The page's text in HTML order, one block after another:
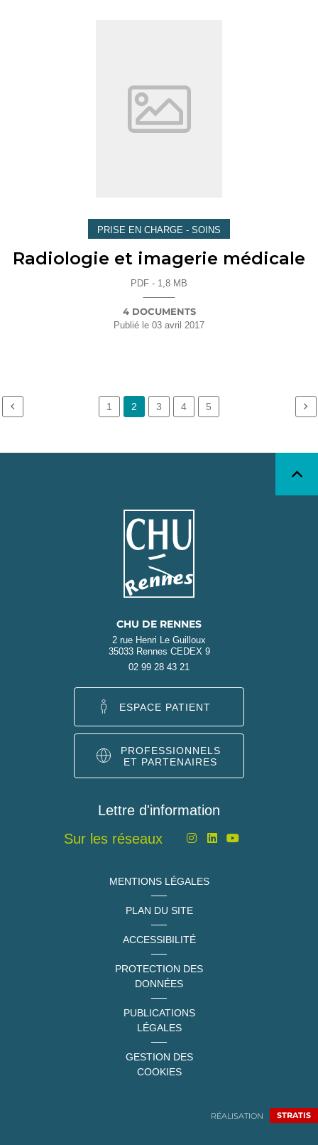
PRISE EN CHARGE - SOINS
Radiologie et imagerie médicale
PDF - 1,8 MB
4 DOCUMENTS
Publié le 03 avril 2017
1 2 3 4 5
CHU DE RENNES
2 rue Henri Le Guilloux
35033 Rennes CEDEX 9
02 99 28 43 21
ESPACE PATIENT
PROFESSIONNELS
ET PARTENAIRES
Lettre d'information
Sur les réseaux
MENTIONS LÉGALES
PLAN DU SITE
ACCESSIBILITÉ
PROTECTION DES
DONNÉES
PUBLICATIONS
LÉGALES
GESTION DES
COOKIES
RÉALISATION STRATIS